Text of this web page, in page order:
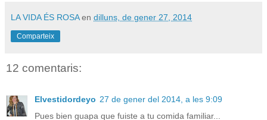
LA VIDA ÉS ROSA en dilluns, de gener 27, 2014
Comparteix
12 comentaris:
Elvestidordeyo 27 de gener del 2014, a les 9:09
Pues bien guapa que fuiste a tu comida familiar...